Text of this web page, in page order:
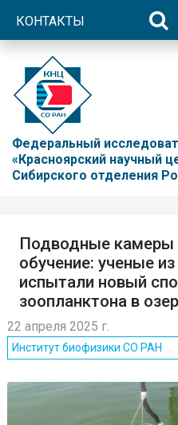
КОНТАКТЫ
Федеральный
«Красноярский научный
Сибирского отделения
Подводные камеры
обучение: ученые
испытали новый
зоопланктона в
22 апреля 2025 г.
Институт биофизики СО РАН